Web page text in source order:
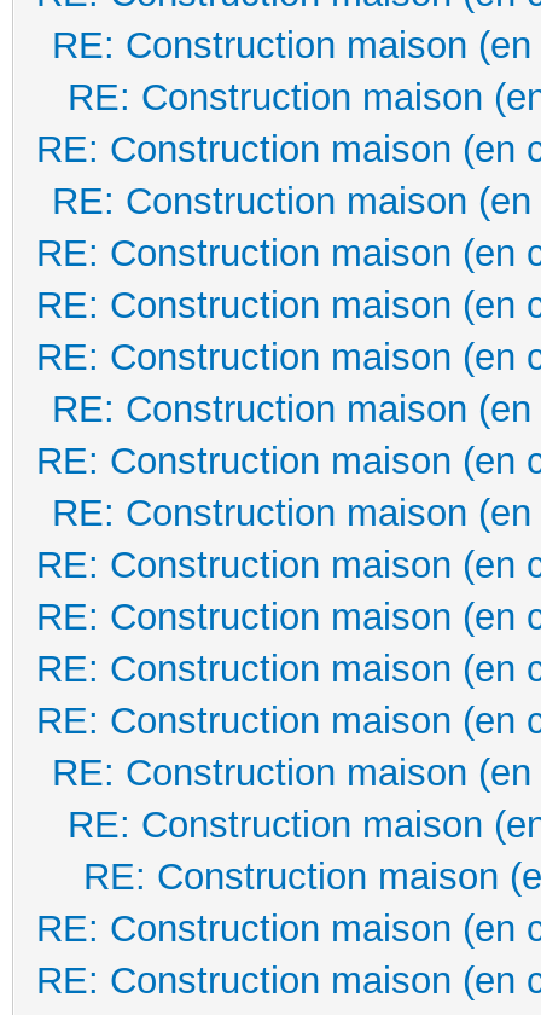
RE: Construction maison
RE: Construction maison
RE: Construction maison (en
RE: Construction maison
RE: Construction maison (en
RE: Construction maison (en
RE: Construction maison (en
RE: Construction maison
RE: Construction maison (en
RE: Construction maison
RE: Construction maison (en
RE: Construction maison (en
RE: Construction maison (en
RE: Construction maison (en
RE: Construction maison
RE: Construction maison
RE: Construction maison
RE: Construction maison (en
RE: Construction maison (en